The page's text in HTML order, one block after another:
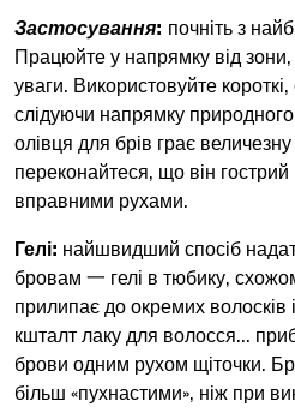
Застосування: почніть з
Працюйте у напрямку від
уваги. Використовуйте
слідуючи напрямку
олівця для брів грає
переконайтеся, що він гострий
вправними рухами.
Гелі: найшвидший спосіб
бровам 一 гелі в тюбику,
прилипає до окремих волосків
кшталт лаку для волосся...
брови одним рухом щіточки.
більш «пухнастими», ніж при